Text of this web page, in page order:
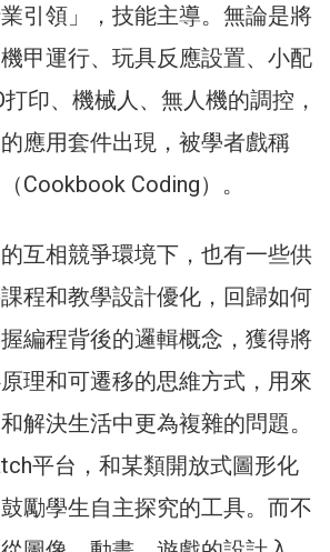
引領」，技能主導。無論是將
甲運行、玩具反應設置、小配
印、機械人、無人機的調控，
應用套件出現，被學者戲稱
Cookbook Coding）。
互相競爭環境下，也有一些供
程和教學設計優化，回歸如何
編程背後的邏輯概念，獲得將
理和可遷移的思維方式，用來
解決生活中更為複雜的問題。
平台，和某類開放式圖形化
勵學生自主探究的工具。而不